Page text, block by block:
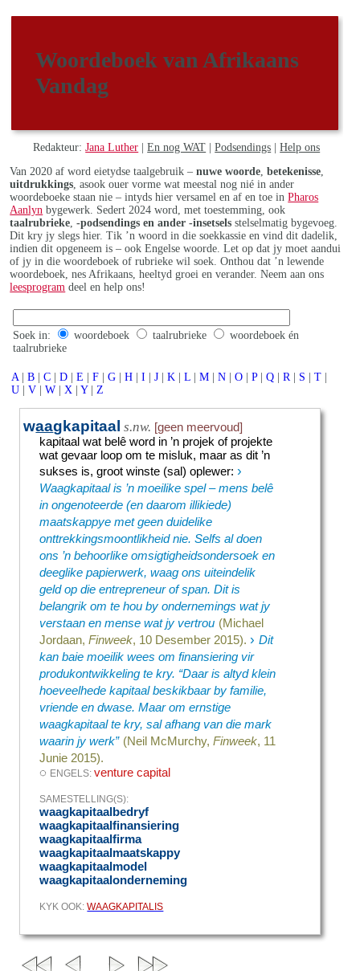
Woordeboek van Afrikaans
Vandag
Redakteur:Jana Luther |En nog WAT |Podsendings |Help ons
Van 2020 af word eietydse taalgebruik –nuwe woorde ,betekenisse
uitdrukkings , asook ouer vorme wat meestal nog nié in ander
woordeboeke staan nie – intyds hier versamel en af en toe inPharos
Aanlyn bygewerk. Sedert 2024 word, met toestemming, ook
taalrubrieke ,-podsendings en ander -insetsels stelselmatig bygevoeg.
Dit kry jy slegs hier. Tik ’n woord in die soekkassie en vind dit dadelik,
indien dit opgeneem is – ook Engelse woorde. Let op dat jy moet aandui
of jy in die woordeboek of rubrieke wil soek. Onthou dat ’n lewende
woordeboek, nes Afrikaans, heeltyd groei en verander. Neem aan ons
leesprogram deel en help ons!
Soek in: woordeboek taalrubrieke
woordeboek én
taalrubrieke
A | B | C | D | E | F | G | H | I | J | K | L | M | N | O | P | Q | R | S | T |
U | V | W | X | Y | Z
waagkapitaal s.nw. [geen meervoud]
kapitaal wat belê word in ’n projek of projekte
wat gevaar loop om te misluk, maar as dit ’n
sukses is, groot winste (sal) oplewer:›
Waagkapitaal is ’n moeilike spel – mens belê
in ongenoteerde (en daarom illikiede)
maatskappye met geen duidelike
onttrekkingsmoontlikheid nie. Selfs al doen
ons ’n behoorlike omsigtigheidsondersoek en
deeglike papierwerk, waag ons uiteindelik
geld op die entrepreneur of span. Dit is
belangrik om te hou by ondernemings wat jy
verstaan en mense wat jy vertrou (Michael
Jordaan,Finweek, 10 Desember 2015). › Dit
kan baie moeilik wees om finansiering vir
produkontwikkeling te kry. “Daar is altyd klein
hoeveelhede kapitaal beskikbaar by familie,
vriende en dwase. Maar om ernstige
waagkapitaal te kry, sal afhang van die mark
waarin jy werk” (Neil McMurchy,Finweek, 11
Junie 2015).
◌ ENGELS:venture capital
SAMESTELLING(S):
waagkapitaalbedryf
waagkapitaalfinansiering
waagkapitaalfirma
waagkapitaalmaatskappy
waagkapitaalmodel
waagkapitaalonderneming
KYK OOK:WAAGKAPITALIS